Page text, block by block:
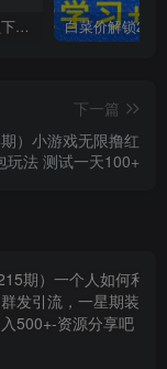
全网VIP课程 无损下载~
下一篇
期）小游戏无限撸红
玩法 测试一天100+